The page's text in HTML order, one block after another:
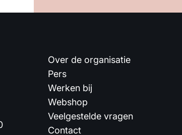
Over de organisatie
Pers
Werken bij
Webshop
Veelgestelde vragen
Contact